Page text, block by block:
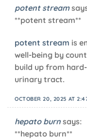
potent stream
**potent stream**
potent stream is
well-being by
build up from
urinary tract.
OCTOBER 20, 2025 AT
hepato burn says:
**hepato burn**